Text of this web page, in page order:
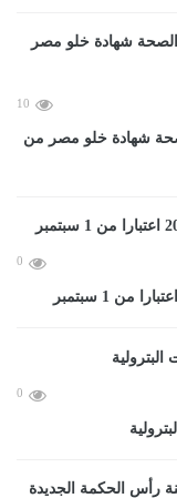
10
شهادة خلو مصر من
0
0